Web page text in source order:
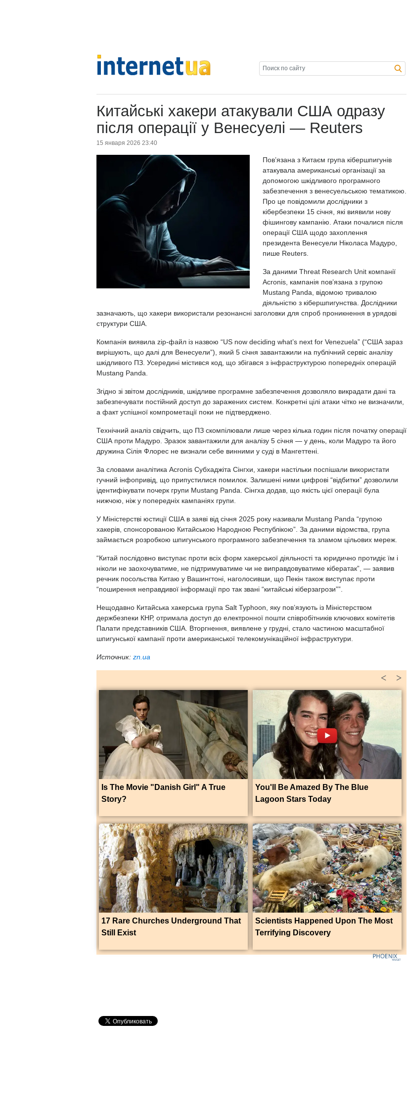
Китайські хакери атакували США одразу
після операції у Венесуелі — Reuters
15 января 2026 23:40
Пов’язана з Китаєм група кібершпигунів
атакувала американські організації за
допомогою шкідливого програмного
забезпечення з венесуельською тематикою.
Про це повідомили дослідники з
кібербезпеки 15 січня, які виявили нову
фішингову кампанію. Атаки почалися після
операції США щодо захоплення
президента Венесуели Ніколаса Мадуро,
пише Reuters.
За даними Threat Research Unit компанії
Acronis, кампанія пов’язана з групою
Mustang Panda, відомою тривалою
діяльністю з кібершпигунства. Дослідники
зазначають, що хакери використали резонансні заголовки для спроб проникнення в урядові
структури США.
Компанія виявила zip-файл із назвою “US now deciding what’s next for Venezuela” (“США зараз
вирішують, що далі для Венесуели”), який 5 січня завантажили на публічний сервіс аналізу
шкідливого ПЗ. Усередині містився код, що збігався з інфраструктурою попередніх операцій
Mustang Panda.
Згідно зі звітом дослідників, шкідливе програмне забезпечення дозволяло викрадати дані та
забезпечувати постійний доступ до заражених систем. Конкретні цілі атаки чітко не визначили,
а факт успішної компрометації поки не підтверджено.
Технічний аналіз свідчить, що ПЗ скомпілювали лише через кілька годин після початку операції
США проти Мадуро. Зразок завантажили для аналізу 5 січня — у день, коли Мадуро та його
дружина Сілія Флорес не визнали себе винними у суді в Мангеттені
За словами аналітика Acronis Субхаджіта Сінгхи, хакери настільки поспішали використати
гучний інфопривід, що припустилися помилок. Залишені ними цифрові “відбитки” дозволили
ідентифікувати почерк групи Mustang Panda. Сінгха додав, що якість цієї операції була
нижчою, ніж у попередніх кампаніях групи.
У Міністерстві юстиції США в заяві від січня 2025 року називали Mustang Panda “групою
хакерів, спонсорованою Китайською Народною Республікою”. За даними відомства, група
займається розробкою шпигунського програмного забезпечення та зламом цільових мереж.
“Китай послідовно виступає проти всіх форм хакерської діяльності та юридично протидіє їм і
ніколи не заохочуватиме, не підтримуватиме чи не виправдовуватиме кібератак”, — заявив
речник посольства Китаю у Вашингтоні, наголосивши, що Пекін також виступає проти
“поширення неправдивої інформації про так звані “китайські кіберзагрози””.
Нещодавно Китайська хакерська група Salt Typhoon, яку пов’язують із Міністерством
держбезпеки КНР, отримала доступ до електронної пошти співробітників ключових комітетів
Палати представників США. Вторгнення, виявлене у грудні, стало частиною масштабної
шпигунської кампанії проти американської телекомунікаційної інфраструктури.
Источник: zn.ua
>
<
Is The Movie "Danish Girl" A True
Story?
You'll Be Amazed By The Blue
Lagoon Stars Today
17 Rare Churches Underground That
Still Exist
Scientists Happened Upon The Most
Terrifying Discovery